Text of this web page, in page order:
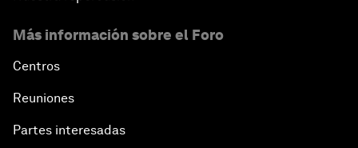
Más información sobre el Foro
Centros
Reuniones
Partes interesadas